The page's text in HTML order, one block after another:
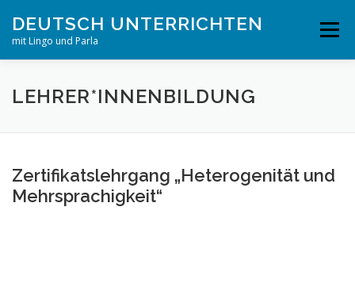
Inhalt
springen
DEUTSCH UNTERRICHTEN
mit Lingo und Parla
Menü
STARTSEITE PUBLIKATIONEN PROJEKTE
LEHRER*INNENBILDUNG
Zertifikatslehrgang „Heterogenität und
Mehrsprachigkeit“